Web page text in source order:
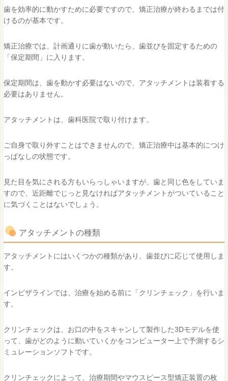
歯を効率的に動かすために必要ですので、矯正治療が終わるまでは付
けるのが基本です。
矯正治療では、計画通りに歯が動いたら、歯並びを固定するための
「保定期間」に入ります。
保定期間は、歯を動かす必要はないので、アタッチメントは装着する
必要はありません。
アタッチメントは、歯科医院で取り付けます。
ご自身で取り外すことはできませんので、矯正治療中は基本的につけ
っぱなしの状態です。
見た目を気にされる方もいらっしゃいますが、歯と同じ色をしていま
すので、近距離でじっと見なければアタッチメントがついていること
に気づくことはないでしょう。
アタッチメントの種類
アタッチメントにはいくつかの種類があり、歯並びに応じて使用しま
す。
インビザラインでは、治療を始める前に「クリンチェック」を行いま
す。
クリンチェックは、お口の中をスキャンして製作した3Dモデルを使
って、歯がどのように動いていくかをコンピューター上で予測するシ
ミュレーションソフトです。
クリンチェックによって、治療期間やマウスピース型矯正装置の枚